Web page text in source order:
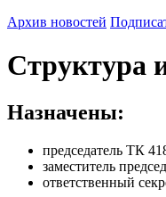
Архив новостей
Структура
Назначены:
председатель ТК
заместитель
ответственный